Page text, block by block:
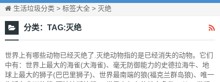
生活垃圾分类 > 标签大全 > 灭绝
分类： TAG:灭绝
世界上有哪些动物已经灭绝了.灭绝动物指的是已经消失的动物。它们
中有：世界上最大的海雀(大海雀)、毫无防御能力的史德拉海牛、地
球上最大的狮子(巴巴里狮子)、世界最南端的狼(福克兰群岛狼)、唯一